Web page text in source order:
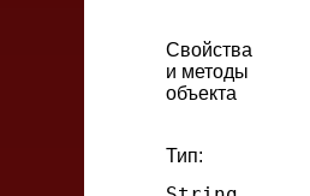
Свойства
и методы
объекта
Тип: